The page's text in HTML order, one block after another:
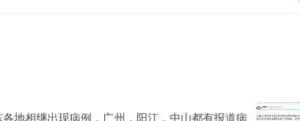
地相继出现病例，广州，阳江，中山都有报道病